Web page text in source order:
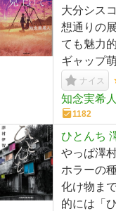
大分シス
想通りの
ても魅力
ギャップ
ナイス
知念実希人
1182
ひとんち
やっぱ澤
ホラーの
化け物ま
的には「